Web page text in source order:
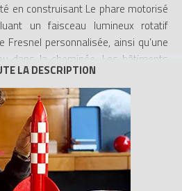
en construisant Le phare motorisé
un faisceau lumineux rotatif
personnalisée, ainsi qu’une
dans la cheminée. Les bâtiments
sont facilement accessibles pour
détaillés. Des marches
jetée et à une grotte contenant un
du gardien et d’un marin, ainsi
mouette et un chat complètent la
unique